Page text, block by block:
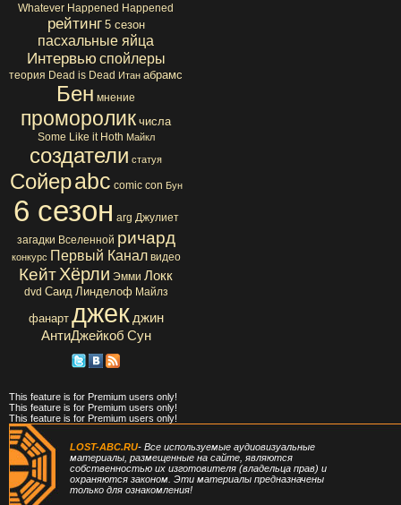
Whatever Happened Happened
рейтинг 5 сезон
пасхальные яйца
Интервью спойлеры
теория Dead is Dead Итан абрамс
Бен мнение
проморолик числа
Some Like it Hoth Майкл
создатели статуя
Сойерabc comic con Бун
6 сезон arg Джулиет
загадки Вселенной ричард
конкурс Первый Канал видео
КейтХёрли Эмми Локк
dvd Саид Линделоф Майлз
фанарт джек джин
АнтиДжейкоб Сун
This feature is for Premium users only!
This feature is for Premium users only!
This feature is for Premium users only!
LOST-ABC.RU- Все используемые аудиовизуальные
материалы, размещенные на сайте, являются
собственностью их изготовителя (владельца прав) и
охраняются законом. Эти материалы предназначены
только для ознакомления!